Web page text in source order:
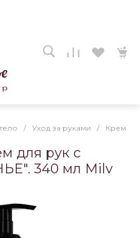
/ Уход за руками / Крем
для рук с
340 мл Milv